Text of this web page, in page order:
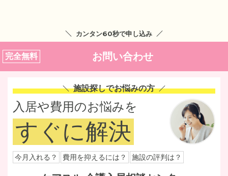
カンタン60秒で申し込み
完全無料 お問い合わせ
施設探しでお悩みの方
入居や費用のお悩みを
すぐに解決
今月入れる？ 費用を抑えるには？ 施設の評判は？